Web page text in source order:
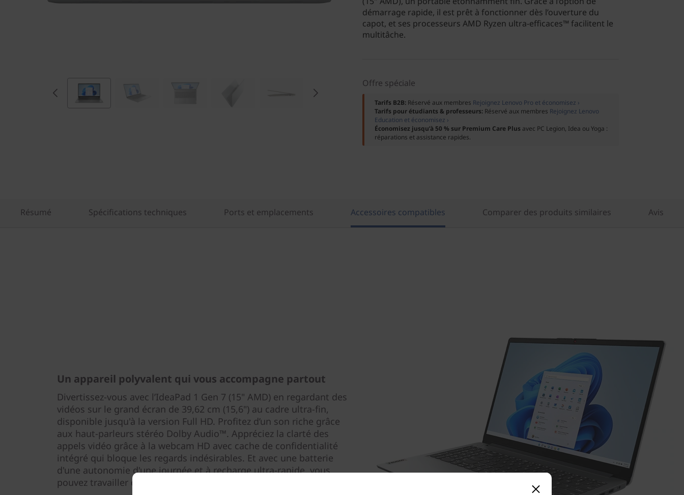
démarrage rapide, il est prêt à fonctionner dès l’ouverture du
capot, et ses processeurs AMD Ryzen ultra-efficaces™ facilitent le
multitâche.
Offre spéciale
Tarifs B2B: Réservé aux membres Rejoignez Lenovo Pro et économisez ›
Tarifs pour étudiants & professeurs: Réservé aux membres Rejoignez Lenovo
Education et économisez ›
Économisez jusqu’à 50 % sur Premium Care Plus avec PC Legion, Idea ou Yoga :
réparations et assistance rapides.
Résumé Spécifications techniques Ports et emplacements Accessoires compatibles Comparer des produits similaires Avis
Un appareil polyvalent qui vous accompagne partout
Divertissez-vous avec l’IdeaPad 1 Gen 7 (15" AMD) en regardant des
vidéos sur le grand écran de 39,62 cm (15,6") au cadre ultra-fin,
disponible jusqu'à la version Full HD. Profitez d’un son riche grâce
aux haut-parleurs stéréo Dolby Audio™. Appréciez la clarté des
appels vidéo grâce à la webcam HD avec cache de confidentialité
intégré qui bloque les regards indésirables. Et avec une batterie
d'une autonomie d'une journée et à recharge ultra-rapide, vous
pouvez travailler de n’importe où.